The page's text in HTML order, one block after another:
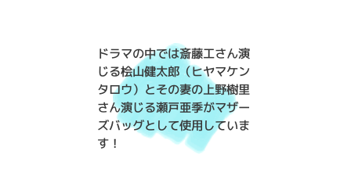
ドラマの中では斎藤工さん演
じる桧山健太郎（ヒヤマケン
タロウ）とその妻の上野樹里
さん演じる瀬戸亜季がマザー
ズバッグとして使用していま
す！